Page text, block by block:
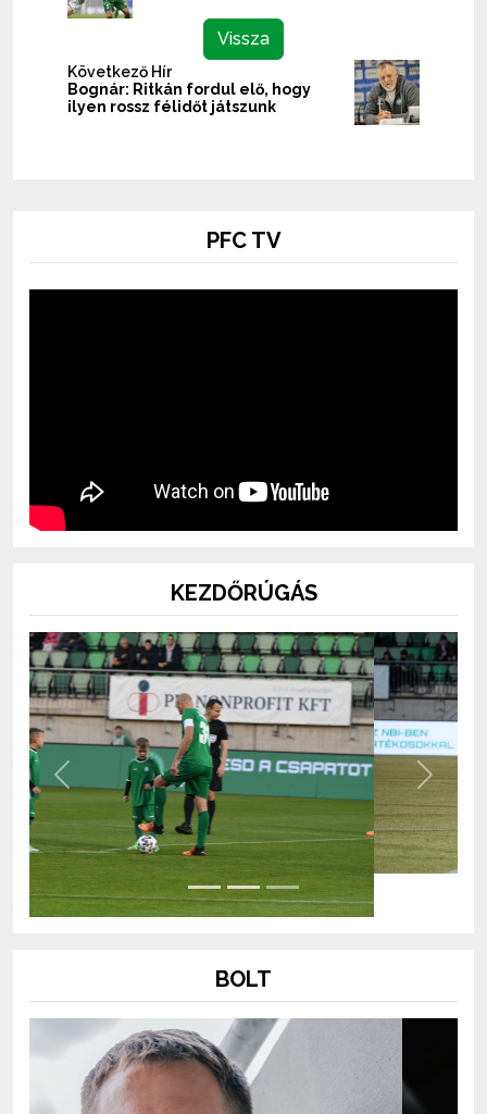
Vissza
Következő Hír
Bognár: Ritkán fordul elő, hogy
ilyen rossz félidőt játszunk
PFC TV
KEZDŐRÚGÁS
Previous Next